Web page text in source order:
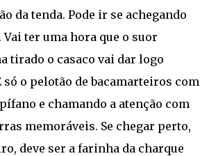
da tenda. Pode ir se achegando
Vai ter uma hora que o suor
tirado o casaco vai dar logo
o pelotão de bacamarteiros com
e chamando a atenção com
memoráveis. Se chegar perto,
deve ser a farinha da charque